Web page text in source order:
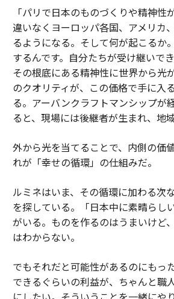
「パリで日本のものづくりや精神性
違いなくヨーロッパ各国、アメリカ
るようになる。そして何が起こるか
するんです。自分たちが受け継いで
その根底にある精神性に世界から光
のクオリティが、この価格で手に入
る。アーバンクラフトマンシップが
ると、現場には後継者が生まれ、地
外から光を当てることで、内側の価
れが「幸せの循環」の仕組みだ。
ルミネはいま、その循環に加わる次
を探している。「日本中に素晴らし
がいる。ものを作るのはうまいけど
はわからない。
でもそれだと可能性があるのにもっ
できるぐらいの利益が、ちゃんと職